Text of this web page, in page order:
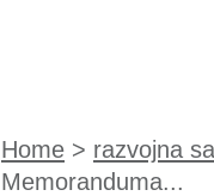
Home > razvojna
Memoranduma...